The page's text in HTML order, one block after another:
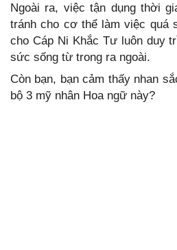
Ngoài ra, việc tận dụng thời
tránh cho cơ thể làm việc quá
cho Cáp Ni Khắc Tư luôn duy
sức sống từ trong ra ngoài.
Còn bạn, bạn cảm thấy nhan
bộ 3 mỹ nhân Hoa ngữ này?